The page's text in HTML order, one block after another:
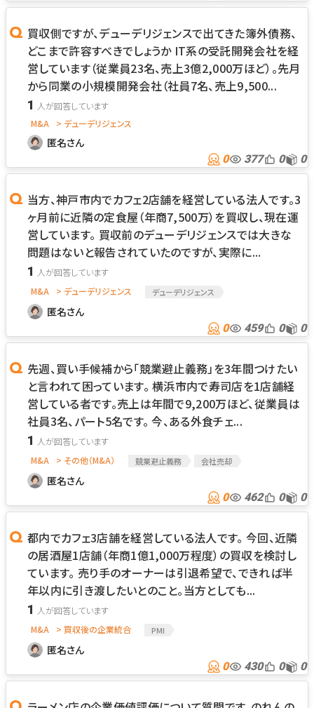
買収側ですが、デューデリジェンスで出てきた簿外債務、
どこまで許容すべきでしょうか IT系の受託開発会社を経
営しています（従業員23名、売上3億2,000万ほど）。先月
から同業の小規模開発会社（社員7名、売上9,500...
1
M&A > デューデリジェンス
匿名さん
0 377 0 0
当方、神戸市内でカフェ2店舗を経営している法人です。3
ヶ月前に近隣の定食屋（年商7,500万）を買収し、現在運
営しています。 買収前のデューデリジェンスでは大きな
問題はないと報告されていたのですが、実際に...
1
M&A > デューデリジェンス デューデリジェンス
匿名さん
0 459 0 0
先週、買い手候補から「競業避止義務」を3年間つけたい
と言われて困っています。 横浜市内で寿司店を1店舗経
営している者です。売上は年間で9,200万ほど、従業員は
社員3名、パート5名です。 今、ある外食チェ...
1
M&A > その他（M&A） 競業避止義務 会社売却
匿名さん
0 462 0 0
都内でカフェ3店舗を経営している法人です。 今回、近隣
の居酒屋1店舗（年商1億1,000万程度）の買収を検討し
ています。 売り手のオーナーは引退希望で、できれば半
年以内に引き渡したいとのこと。当方としても...
1
M&A > 買収後の企業統合 PMI
匿名さん
0 430 0 0